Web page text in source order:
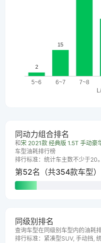
同动力组合排名
和宋 2021款 经典版 1.5T 手动豪
车型油耗排行榜
排行标准：统计车主数不少于20。
第52名（共354款车型）
同级别排名
查询车型在同级别车型内的油耗
排行标准：紧凑型SUV, 手动挡,